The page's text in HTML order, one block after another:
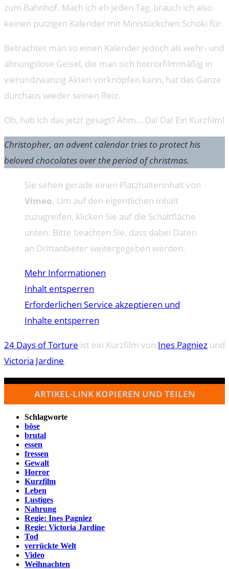
zum Bahnhof. Mach ich eh jeden Tag, brauch ich also
keinen putzigen Kalender mit Ministückchen Schoki für.
Betrachtet man so einen Kalender jedoch als wehr- und
ahnungslose Geisel, die man sich horrorfilmmäßig in
vierundzwanzig Akten vorknöpfen kann, hat das Ganze
durchaus wieder seinen Reiz.
Oh, hab ich das jetzt gesagt? Ähm… Da! Da! Ein Kurzfilm!
Christopher, an advent calendar tries to protect his
beloved chocolates over the period of christmas.
Sie sehen gerade einen Platzhalterinhalt von
Vimeo. Um auf den eigentlichen Inhalt
zuzugreifen, klicken Sie auf die Schaltfläche
unten. Bitte beachten Sie, dass dabei Daten
an Drittanbieter weitergegeben werden.
Mehr Informationen
Inhalt entsperren
Erforderlichen Service akzeptieren und
Inhalte entsperren
24 Days of Torture ist ein Kurzfilm von Ines Pagniez und
Victoria Jardine.
ARTIKEL-LINK KOPIEREN UND TEILEN
Schlagworte
böse
brutal
essen
fressen
Gewalt
Horror
Kurzfilm
Leben
Lustiges
Nahrung
Regie: Ines Pagniez
Regie: Victoria Jardine
Tod
verrückte Welt
Video
Weihnachten